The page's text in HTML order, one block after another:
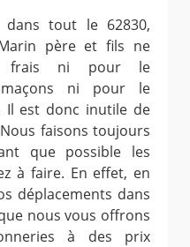
tout le 62830,
père et fils ne
frais ni pour le
ni pour le
Il est donc inutile de
faisons toujours
que possible les
à faire. En effet, en
déplacements dans
nous vous offrons
à des prix